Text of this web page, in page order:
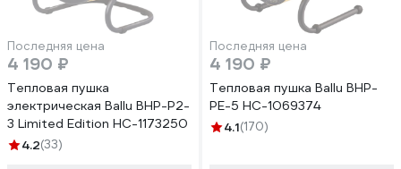
Последняя цена
4 190 ₽
Тепловая пушка
электрическая Ballu BHP-P2-
3 Limited Edition НС-1173250
4.2(33)
Последняя цена
4 190 ₽
Тепловая пушка Ballu BHP-
PE-5 НС-1069374
4.1(170)